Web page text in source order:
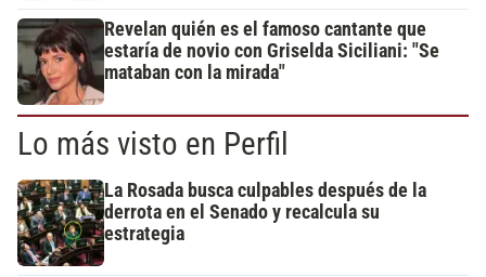
Revelan quién es el famoso cantante que
estaría de novio con Griselda Siciliani: "Se
mataban con la mirada"
Lo más visto en Perfil
La Rosada busca culpables después de la
derrota en el Senado y recalcula su
estrategia